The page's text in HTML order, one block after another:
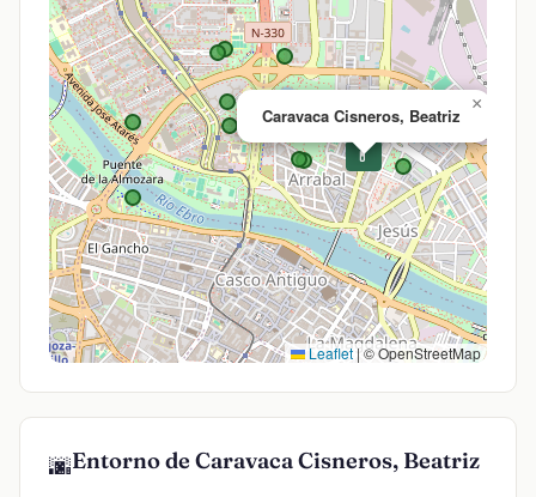
💊
Caravaca Cisneros, Beatriz
×
Leaflet|© OpenStreetMap
🌆Entorno de Caravaca Cisneros, Beatriz